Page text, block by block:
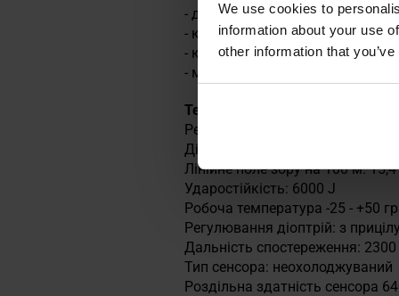
We use cookies to
information about your use
other information that
- док-станція для IPS
- кришка окуляра
- кришка гнізда акумулятора,
- монокуляр спостереження
Технічні характеристики
Рекомендований діапазон
Діаметр об'єктива: 50 мм
Лінійне поле зору на 100 м:
Ударостійкість: 6000 J
Робоча температура -25 - +50
Регулювання діоптрій: з прицілу
Дальність спостереження: 2300
Тип сенсора: неохолоджуваний
Роздільна здатність сенсора